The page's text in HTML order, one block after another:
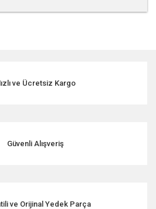
bozuk veya görüntülenemiyor.
daha pahalı.
ve Ücretsiz Kargo
Güvenli Alışveriş
ve Orijinal Yedek Parça